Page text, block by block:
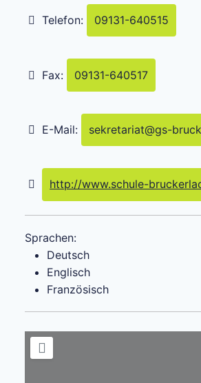
Telefon: 09131-640515
Fax: 09131-640517
E-Mail: sekretariat@gs-
http://www.schule-
Sprachen:
Deutsch
Englisch
Französisch